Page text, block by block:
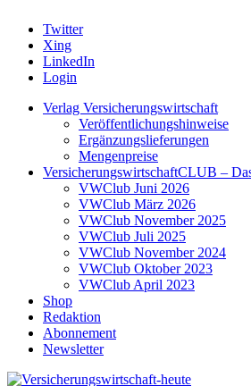
Twitter
Xing
LinkedIn
Login
Verlag Versicherungswirtschaft
Veröffentlichungshinweise
Ergänzungslieferungen
Mengenpreise
VersicherungswirtschaftCLUB –
VWClub Juni 2026
VWClub März 2026
VWClub November 2025
VWClub Juli 2025
VWClub November 2024
VWClub Oktober 2023
VWClub April 2023
Shop
Redaktion
Abonnement
Newsletter